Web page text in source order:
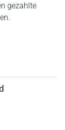
gezahlte